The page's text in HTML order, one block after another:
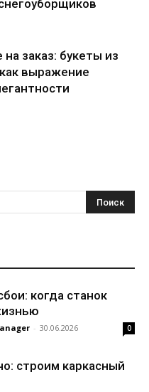
заказ: букеты из
выражение
когда станок
- 30.06.2026 0
строим каркасный